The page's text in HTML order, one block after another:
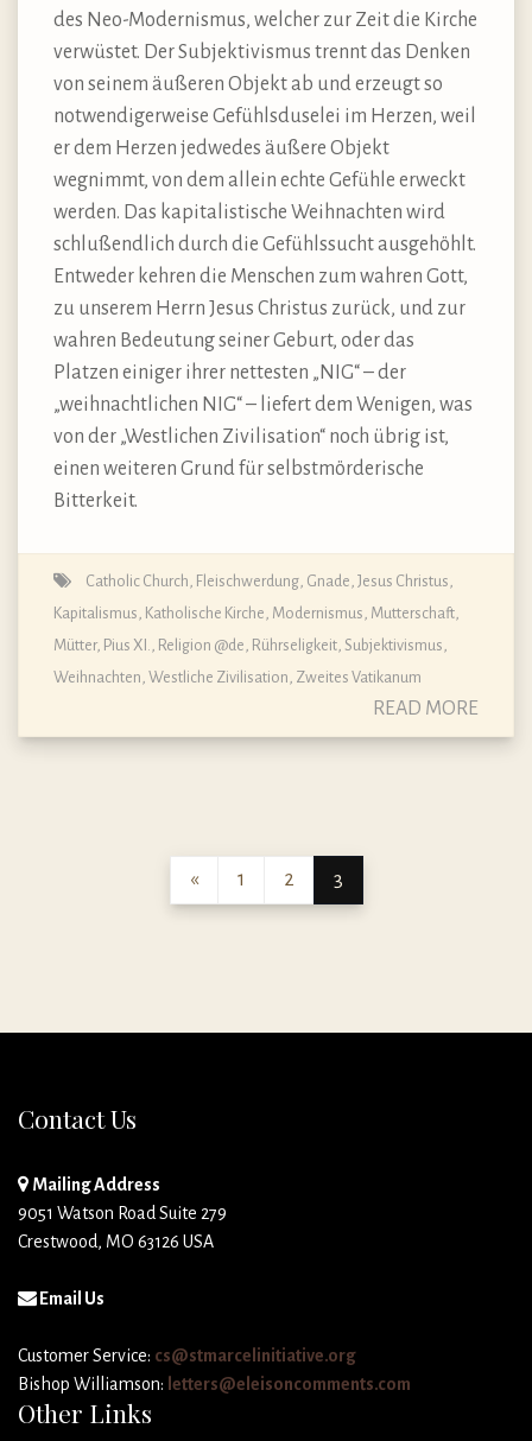
des Neo-Modernismus, welcher zur Zeit die Kirche
verwüstet. Der Subjektivismus trennt das Denken
von seinem äußeren Objekt ab und erzeugt so
notwendigerweise Gefühlsduselei im Herzen, weil
er dem Herzen jedwedes äußere Objekt
wegnimmt, von dem allein echte Gefühle erweckt
werden. Das kapitalistische Weihnachten wird
schlußendlich durch die Gefühlssucht ausgehöhlt.
Entweder kehren die Menschen zum wahren Gott,
zu unserem Herrn Jesus Christus zurück, und zur
wahren Bedeutung seiner Geburt, oder das
Platzen einiger ihrer nettesten „NIG“ – der
„weihnachtlichen NIG“ – liefert dem Wenigen, was
von der „Westlichen Zivilisation“ noch übrig ist,
einen weiteren Grund für selbstmörderische
Bitterkeit.
Catholic Church Fleischwerdung Gnade Jesus Christus
Kapitalismus Katholische Kirche Modernismus Mutterschaft,
Mütter, Pius XI. Religion @de Rührseligkeit Subjektivismus
Weihnachten Westliche Zivilisation Zweites Vatikanum
READ MORE
« 1 2 3
Contact Us
Mailing Address
9051 Watson Road Suite 279
Crestwood, MO 63126 USA
Email Us
Customer Service: cs@stmarcelinitiative.org
Bishop Williamson: letters@eleisoncomments.com
Other Links